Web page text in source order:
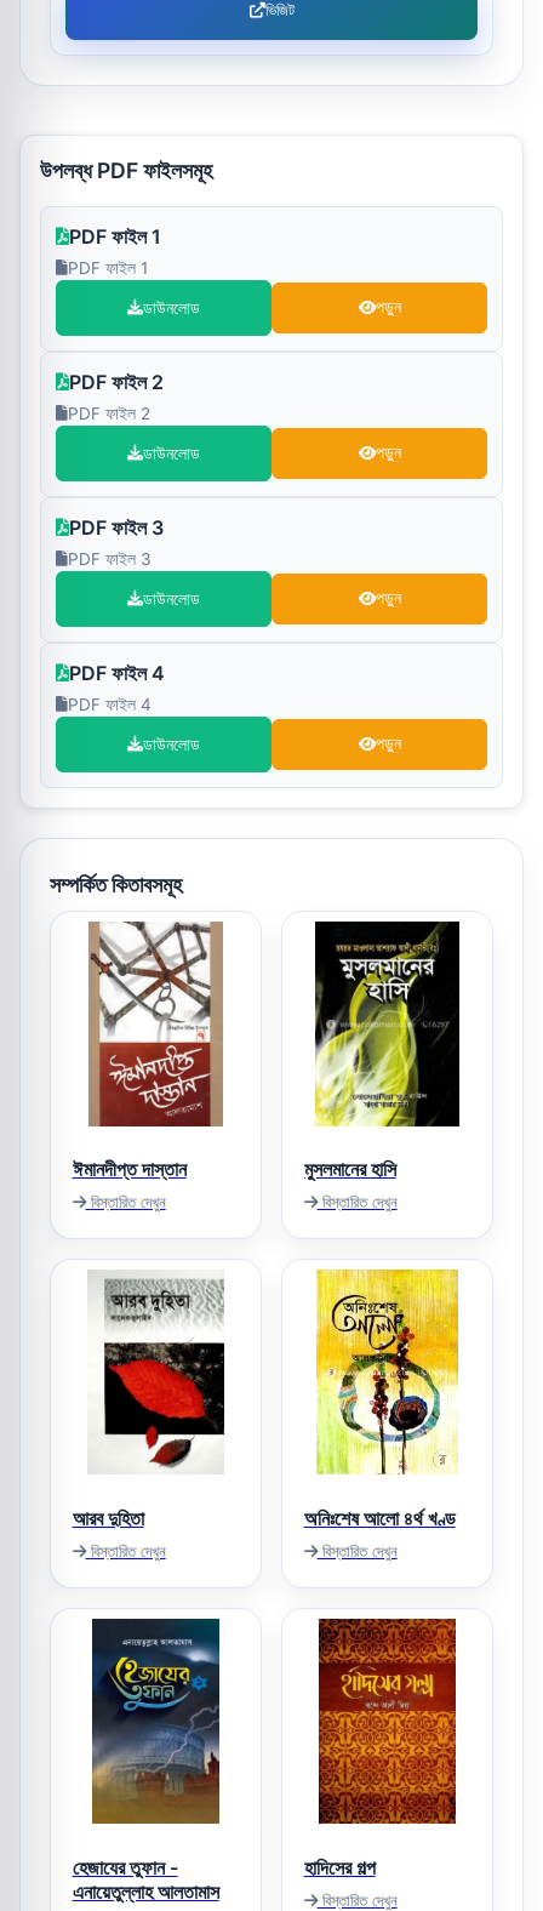
ভিজিট
উপলব্ধ PDF ফাইলসমূহ
PDF ফাইল 1
PDF ফাইল 1
ডাউনলোড পড়ুন
PDF ফাইল 2
PDF ফাইল 2
ডাউনলোড পড়ুন
PDF ফাইল 3
PDF ফাইল 3
ডাউনলোড পড়ুন
PDF ফাইল 4
PDF ফাইল 4
ডাউনলোড পড়ুন
সম্পর্কিত কিতাবসমূহ
ঈমানদীপ্ত দাস্তান
বিস্তারিত দেখুন
মুসলমানের হাসি
বিস্তারিত দেখুন
আরব দুহিতা
বিস্তারিত দেখুন
অনিঃশেষ আলো ৪র্থ খণ্ড
বিস্তারিত দেখুন
হেজাযের তুফান -
এনায়েতুল্লাহ আলতামাস
হাদিসের গল্প
বিস্তারিত দেখুন